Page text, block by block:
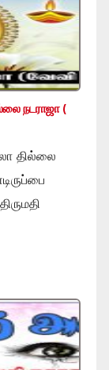
நடராஜா (
தில்லை